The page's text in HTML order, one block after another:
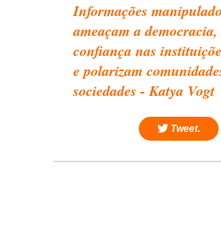
Informações
ameaçam a
confiança nas
e polarizam
sociedades - Katya Vogt
Tweet.